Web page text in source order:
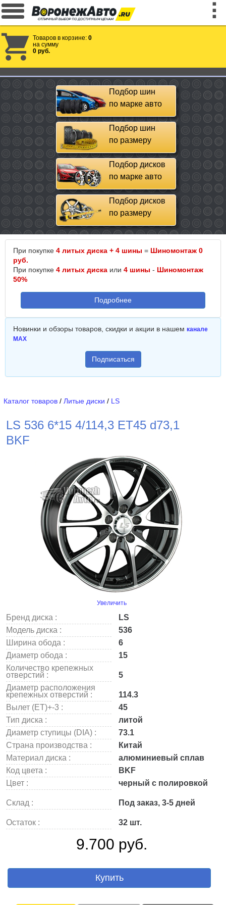
Товаров в корзине: 0
на сумму
0 руб.
Подбор шин
по марке авто
Подбор шин
по размеру
Подбор дисков
по марке авто
Подбор дисков
по размеру
При покупке 4 литых диска + 4 шины = Шиномонтаж 0
руб.
При покупке 4 литых диска или 4 шины - Шиномонтаж
50%
Подробнее
Новинки и обзоры товаров, скидки и акции в нашем канале
MAX
Подписаться
Каталог товаров / Литые диски / LS
LS 536 6*15 4/114,3 ET45 d73,1
BKF
Увеличить
Бренд диска :
LS
Модель диска :
536
Ширина обода :
6
Диаметр обода :
15
Количество крепежных
отверстий :
5
Диаметр расположения
крепежных отверстий :
114.3
Вылет (ET)+-3 :
45
Тип диска :
литой
Диаметр ступицы (DIA) :
73.1
Страна производства :
Китай
Материал диска :
алюминиевый сплав
Код цвета :
BKF
Цвет :
черный с полировкой
Склад : Под заказ, 3-5 дней
Остаток : 32 шт.
9.700 руб.
Купить